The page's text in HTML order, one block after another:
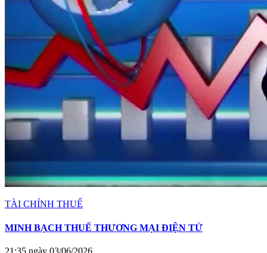
TÀI CHÍNH THUẾ
MINH BẠCH THUẾ THƯƠNG MẠI ĐIỆN TỬ
21:35 ngày 03/06/2026